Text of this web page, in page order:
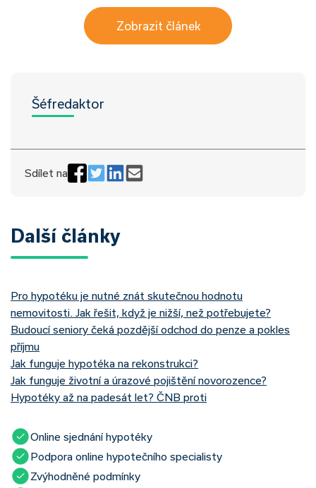
Zobrazit článek
Šéfredaktor
Sdílet na
Další články
Pro hypotéku je nutné znát skutečnou hodnotu
nemovitosti. Jak řešit, když je nižší, než potřebujete?
Budoucí seniory čeká pozdější odchod do penze a pokles
příjmu
Jak funguje hypotéka na rekonstrukci?
Jak funguje životní a úrazové pojištění novorozence?
Hypotéky až na padesát let? ČNB proti
Online sjednání hypotéky
Podpora online hypotečního specialisty
Zvýhodněné podmínky